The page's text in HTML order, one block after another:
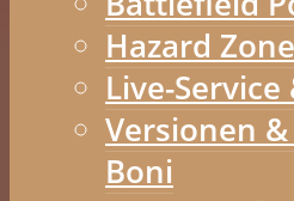
Hazard Zone
Live-
Versionen
Boni